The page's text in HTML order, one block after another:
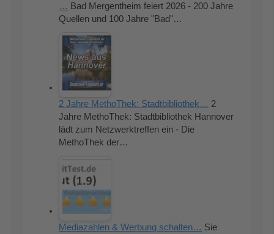
… Bad Mergentheim feiert 2026 - 200 Jahre
Quellen und 100 Jahre "Bad"…
2 Jahre MethoThek: Stadtbibliothek… 2
Jahre MethoThek: Stadtbibliothek Hannover
lädt zum Netzwerktreffen ein - Die
MethoThek der…
Mediazahlen & Werbung schalten… Sie